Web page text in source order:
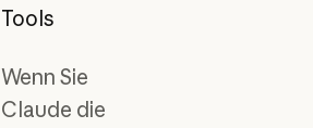
Tools
Wenn Sie
Claude die